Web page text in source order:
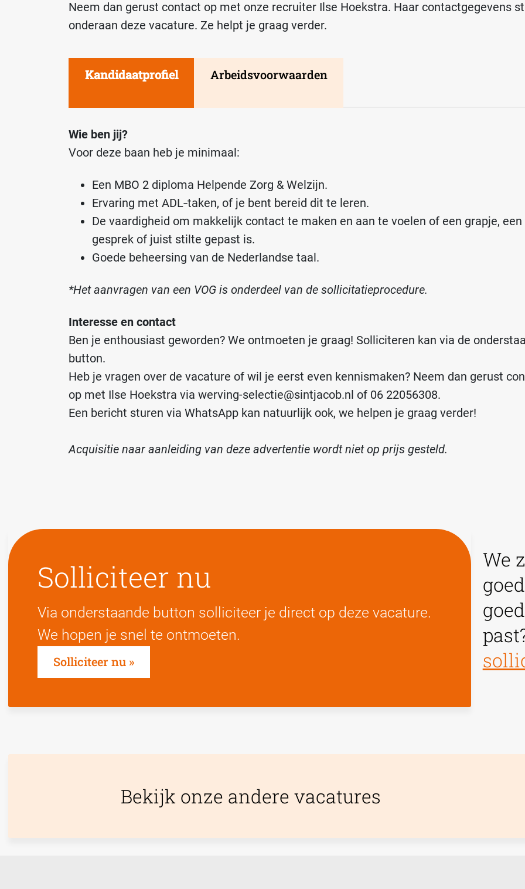
Neem dan gerust contact op met onze recruiter Ilse Hoekstra. Haar contactgegevens
onderaan deze vacature. Ze helpt je graag verder.
Kandidaatprofiel Arbeidsvoorwaarden
Wie ben jij?
Voor deze baan heb je minimaal:
Een MBO 2 diploma Helpende Zorg & Welzijn.
Ervaring met ADL‑taken, of je bent bereid dit te leren.
De vaardigheid om makkelijk contact te maken en aan te voelen of een grapje, een
gesprek of juist stilte gepast is.
Goede beheersing van de Nederlandse taal.
*Het aanvragen van een VOG is onderdeel van de sollicitatieprocedure.
Interesse en contact
Ben je enthousiast geworden? We ontmoeten je graag! Solliciteren kan via de
button.
Heb je vragen over de vacature of wil je eerst even kennismaken? Neem dan gerust
op met Ilse Hoekstra via werving-selectie@sintjacob.nl of 06 22056308.
Een bericht sturen via WhatsApp kan natuurlijk ook, we helpen je graag verder!
Acquisitie naar aanleiding van deze advertentie wordt niet op prijs gesteld.
Solliciteer nu
Via onderstaande button solliciteer je direct op deze vacature.
We hopen je snel te ontmoeten.
Solliciteer nu
We
Bekijk onze andere vacatures